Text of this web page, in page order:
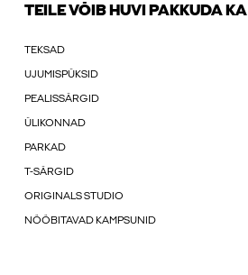
TEILE VÕIB HUVI PAKKUDA KA
TEKSAD
UJUMISPÜKSID
PEALISSÄRGID
ÜLIKONNAD
PARKAD
T-SÄRGID
ORIGINALS STUDIO
NÖÖBITAVAD KAMPSUNID